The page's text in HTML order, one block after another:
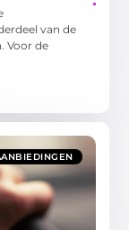
van de
Voor de